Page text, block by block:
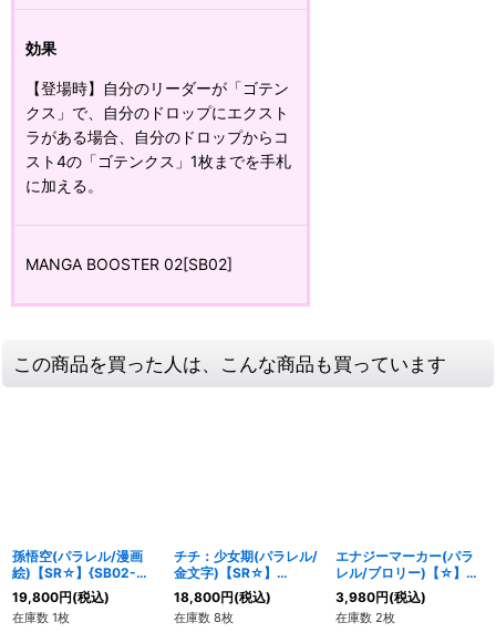
効果
【登場時】自分のリーダーが「ゴテン
クス」で、自分のドロップにエクスト
ラがある場合、自分のドロップからコ
スト4の「ゴテンクス」1枚までを手札
に加える。
MANGA BOOSTER 02[SB02]
この商品を買った人は、こんな商品も買っています
孫悟空(パラレル/漫画
絵)【SR☆】{SB02-
023}
19,800円(税込)
在庫数 1枚
チチ：少女期(パラレル/
金文字)【SR☆】
{FB06-103}
18,800円(税込)
在庫数 8枚
エナジーマーカー(パラ
レル/ブロリー)【☆】
{E-109}
3,980円(税込)
在庫数 2枚